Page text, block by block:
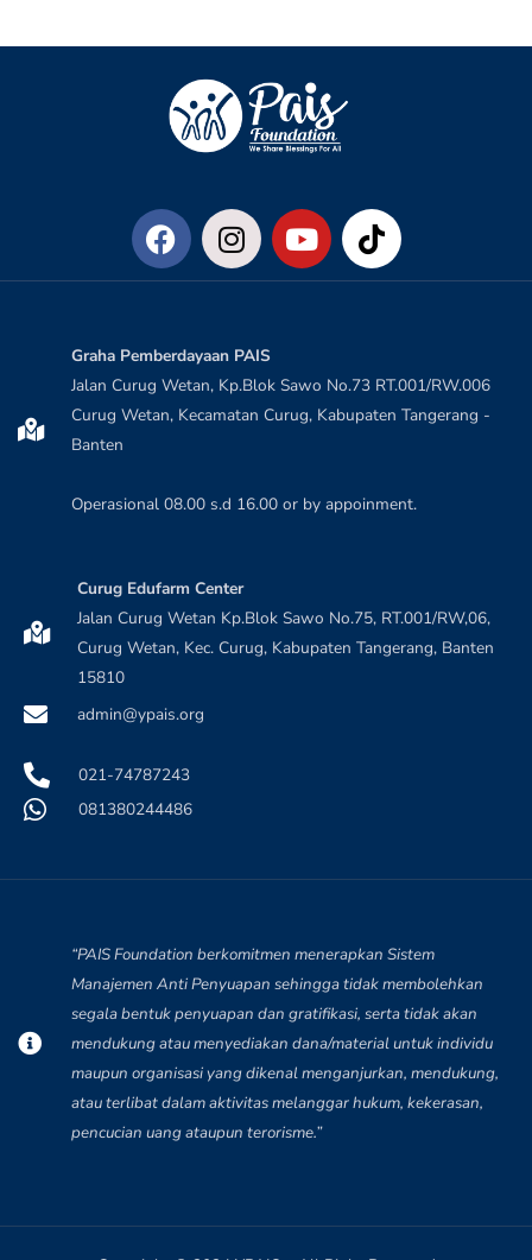
Graha Pemberdayaan PAIS
Jalan Curug Wetan, Kp.Blok Sawo No.73 RT.001/RW.006
Curug Wetan, Kecamatan Curug, Kabupaten Tangerang -
Banten
Operasional 08.00 s.d 16.00 or by appoinment.
Curug Edufarm Center
Jalan Curug Wetan Kp.Blok Sawo No.75, RT.001/RW,06,
Curug Wetan, Kec. Curug, Kabupaten Tangerang, Banten
15810
admin@ypais.org
021-74787243
081380244486
“PAIS Foundation berkomitmen menerapkan Sistem
Manajemen Anti Penyuapan sehingga tidak membolehkan
segala bentuk penyuapan dan gratifikasi, serta tidak akan
mendukung atau menyediakan dana/material untuk individu
maupun organisasi yang dikenal menganjurkan, mendukung,
atau terlibat dalam aktivitas melanggar hukum, kekerasan,
pencucian uang ataupun terorisme.”